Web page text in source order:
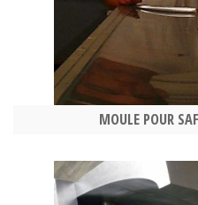
MOULE POUR